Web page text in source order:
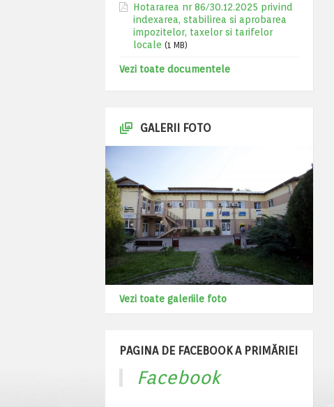
Hotararea nr 86/30.12.2025 privind
indexarea, stabilirea si aprobarea
impozitelor, taxelor si tarifelor
locale (1 MB)
Vezi toate documentele
GALERII FOTO
Vezi toate galeriile foto
PAGINA DE FACEBOOK A PRIMĂRIEI
Facebook